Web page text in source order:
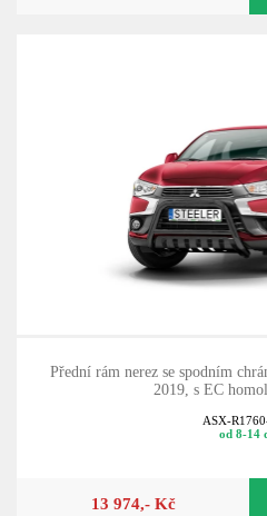
Přední rám nerez se spodním
2019, s EC
ASX-
od 8-14
13 974,- Kč